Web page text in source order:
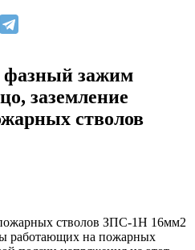
зажим
заземление
стволов
стволов ЗПС-1Н 16мм2
работающих на пожарных